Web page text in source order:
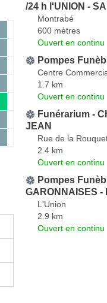
/24 h l'UNION -
Montrabé
600 mètres
Ouvert en continu
Pompes
Centre
1.7 km
Ouvert en continu
Funérarium -
JEAN
Rue de la
2.4 km
Ouvert en continu
Pompes
GARONNAISES -
L'Union
2.9 km
Ouvert en continu